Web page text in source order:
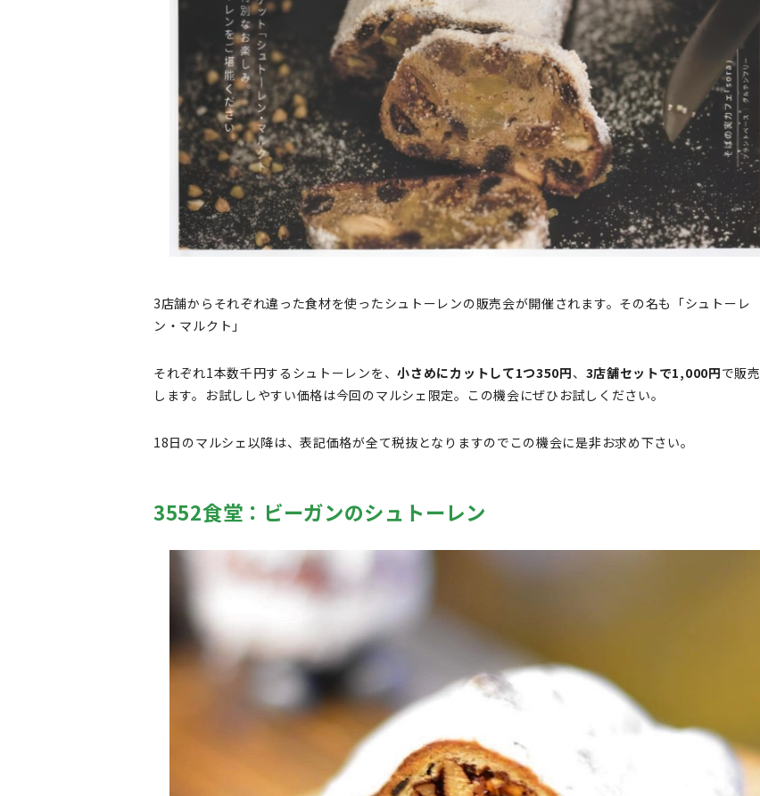
3店舗からそれぞれ違った食材を使ったシュトーレンの販売会が開催されます。その名も「シュトーレ
ン・マルクト」
それぞれ1本数千円するシュトーレンを、小さめにカットして1つ350円、 3店舗セットで1,000円で販売
します。お試ししやすい価格は今回のマルシェ限定。この機会にぜひお試しください。
18日のマルシェ以降は、表記価格が全て税抜となりますのでこの機会に是非お求め下さい。
3552食堂：ビーガンのシュトーレン